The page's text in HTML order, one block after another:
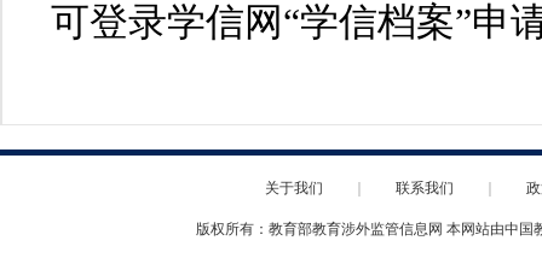
可登录学信网“学信档案”申
关于我们 联系我们
版权所有：教育部教育涉外监管信息网 本网站由中